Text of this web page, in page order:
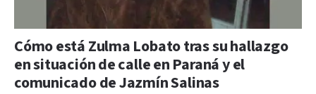
Cómo está Zulma Lobato tras su hallazgo
en situación de calle en Paraná y el
comunicado de Jazmín Salinas